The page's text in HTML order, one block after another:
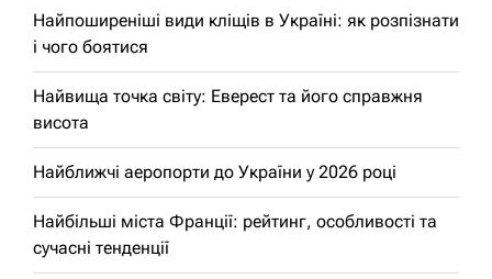
Найпоширеніші види кліщів в Україні: як розпізнати
і чого боятися
Найвища точка світу: Еверест та його справжня
висота
Найближчі аеропорти до України у 2026 році
Найбільші міста Франції: рейтинг, особливості та
сучасні тенденції